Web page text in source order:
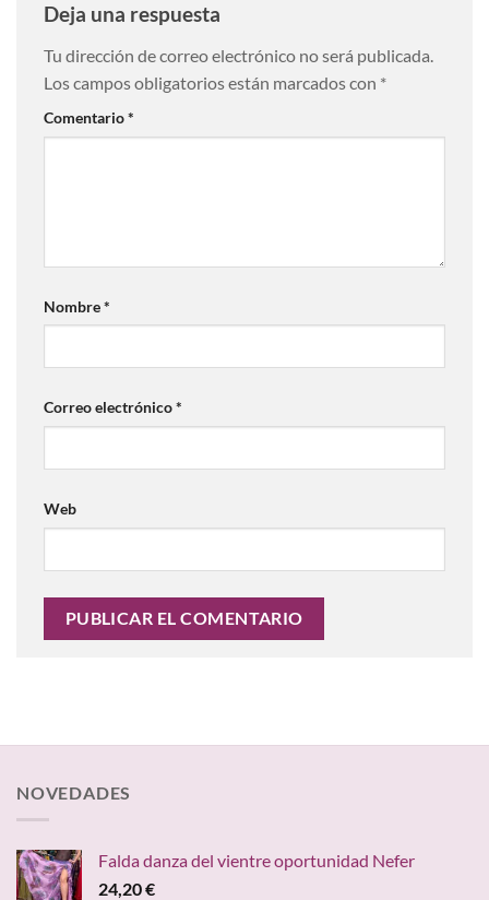
Deja una respuesta
Tu dirección de correo electrónico no será publicada.
Los campos obligatorios están marcados con *
Comentario*
Nombre*
Correo electrónico*
Web
NOVEDADES
Falda danza del vientre oportunidad Nefer
24,20€